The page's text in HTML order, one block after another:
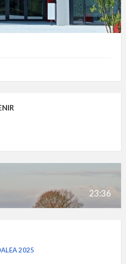
23:36
2025